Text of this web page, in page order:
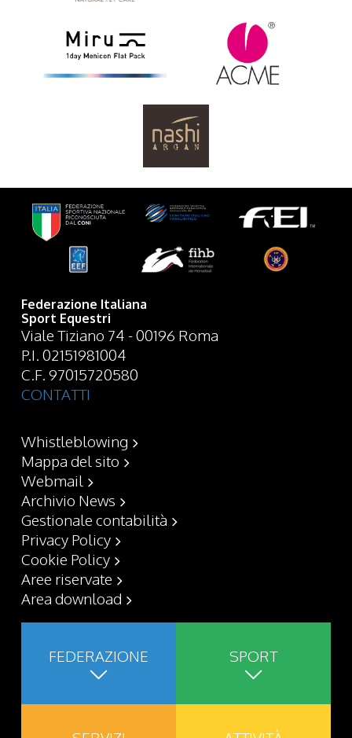
Federazione Italiana
Sport Equestri
Viale Tiziano 74 - 00196 Roma
P.I. 02151981004
C.F. 97015720580
CONTATTI
Whistleblowing
Mappa del sito
Webmail
Archivio News
Gestionale contabilità
Privacy Policy
Cookie Policy
Aree riservate
Area download
FEDERAZIONE SPORT